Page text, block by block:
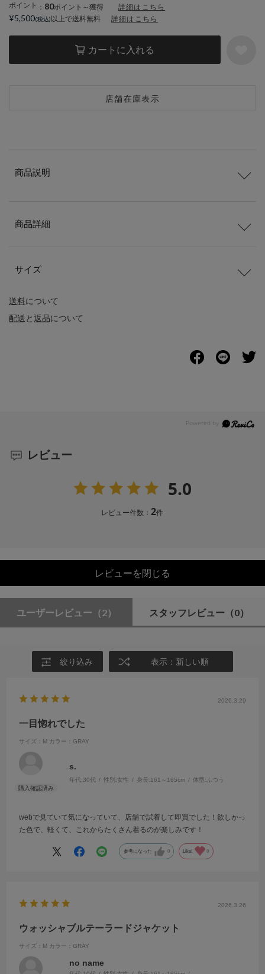
ポイント ： 80ポイント～獲得 詳細はこちら
カートに入れる
店舗在庫表示
¥5,500 以上で送料無料 詳細はこちら
送料について
配送と返品について
商品説明
商品詳細
サイズ
レビュー
5.0
レビュー件数：2件
レビューを閉じる
ユーザーレビュー （2） スタッフレビュー （0）
絞り込み 表示：新しい順
2026.3.29
一目惚れでした
サイズ：M カラー：GRAY
s.
年代:30代 性別:女性 身長:161～165cm 体型: ふつう
webで見ていて気になっていて、店舗で試着して即買でした！欲しかっ
た色で、軽くて、これからたくさん着るのが楽しみです！
参考になった 0 Like! 0
2026.3.26
ウォッシャブルテーラードジャケット
サイズ：M カラー：GRAY
no name